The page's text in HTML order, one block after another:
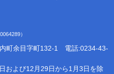
）
町余目字町132-1 電話:0234-43-
および12月29日から1月3日を除